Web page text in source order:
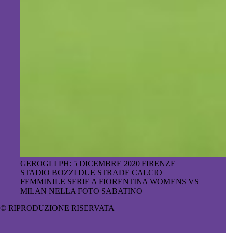
GEROGLI PH: 5 DICEMBRE 2020 FIRENZE
STADIO BOZZI DUE STRADE CALCIO
FEMMINILE SERIE A FIORENTINA WOMENS VS
MILAN NELLA FOTO SABATINO
© RIPRODUZIONE RISERVATA